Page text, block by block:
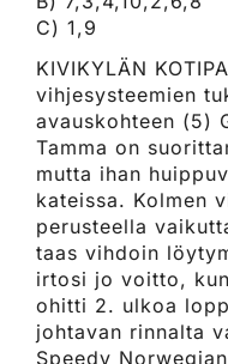
C) 1,9
KIVIKYLÄN
vihjesysteemien
avauskohteen (5)
Tamma on
mutta ihan
kateissa. Kolmen
perusteella
taas vihdoin
irtosi jo voitto,
ohitti 2. ulkoa
johtavan rinnalta
Speedy